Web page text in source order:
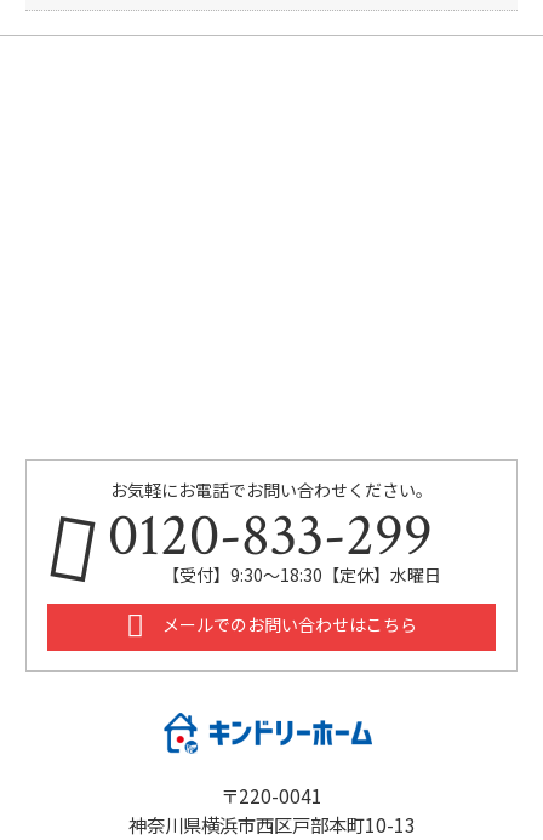
お気軽にお電話でお問い合わせください。
0120-833-299
【受付】9:30～18:30【定休】水曜日
メールでのお問い合わせはこちら
〒220-0041
神奈川県横浜市西区戸部本町10-13